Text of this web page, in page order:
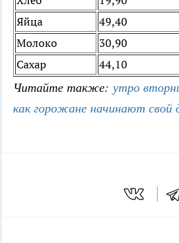
Яйца
49,40
Молоко
30,90
Сахар
44,10
Читайте также: утро
как горожане начинают